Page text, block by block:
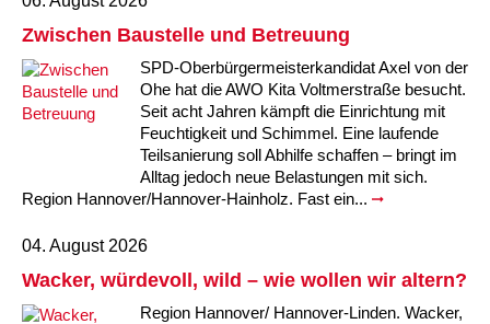
Kindertagesstätte Schneiderberg
Kindertagesstätte Sylter Weg
Kindertagesstätte Tresckowstraße
Kindertagesstätte Voltmerstraße
Kindertagesstätte Wiehbergstraße
Offene Sprach-Sprechstunde
Kindertagesstätte Mühenkamp / Familienzentrum
Kindertagesstätte Petermannstraße /
Familienzentrum
Kindertagesstätte Pfarrlandplatz
Hör- und Sprachheilkindergarten Ratswiese
Kindertagesstätte Rosenbergstraße
Zwischen Baustelle und Betreuung
SPD-Oberbürgermeisterkandidat Axel von der
Ohe hat die AWO Kita Voltmerstraße besucht.
Seit acht Jahren kämpft die Einrichtung mit
Feuchtigkeit und Schimmel. Eine laufende
Teilsanierung soll Abhilfe schaffen – bringt im
Alltag jedoch neue Belastungen mit sich.
Region Hannover/Hannover-Hainholz. Fast ein...
04. August 2026
Wacker, würdevoll, wild – wie wollen wir altern?
Region Hannover/ Hannover-Linden. Wacker,